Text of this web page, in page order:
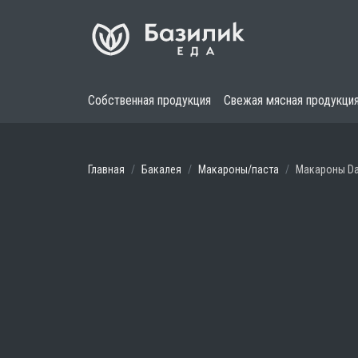
Собственная продукция Свежая мясная продукция
Главная Бакалея Макароны/паста Макароны